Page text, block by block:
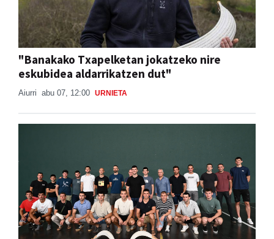
"Banakako Txapelketan jokatzeko nire
eskubidea aldarrikatzen dut"
Aiurri abu 07, 12:00 URNIETA